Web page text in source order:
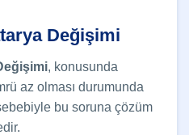
Değişimi
, konusunda
az olması durumunda
bu soruna çözüm